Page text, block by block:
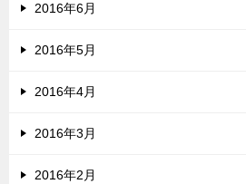
2016年6月
2016年5月
2016年4月
2016年3月
2016年2月